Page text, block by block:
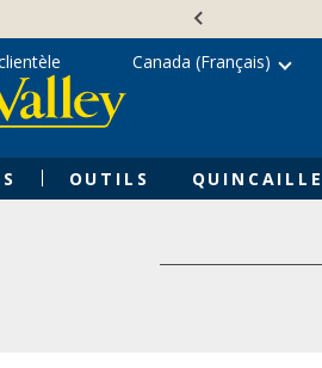
OUTILS
Canada (Français)